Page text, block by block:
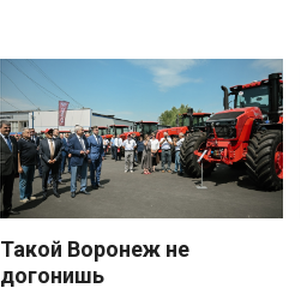
Такой Воронеж не
догонишь